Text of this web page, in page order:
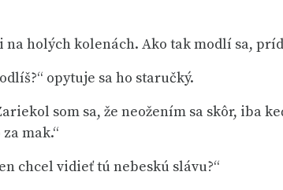
holých kolenách. Ako tak modlí sa,
opytuje sa ho staručký.
som sa, že neožením sa skôr, iba
mak.“
chcel vidieť tú nebeskú slávu?“